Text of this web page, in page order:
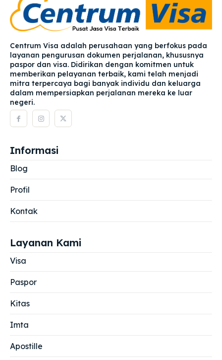
Centrum Visa adalah perusahaan yang berfokus pada
layanan pengurusan dokumen perjalanan, khususnya
paspor dan visa. Didirikan dengan komitmen untuk
memberikan pelayanan terbaik, kami telah menjadi
mitra terpercaya bagi banyak individu dan keluarga
dalam mempersiapkan perjalanan mereka ke luar
negeri.
Informasi
Blog
Profil
Kontak
Layanan Kami
Visa
Paspor
Kitas
Imta
Apostille